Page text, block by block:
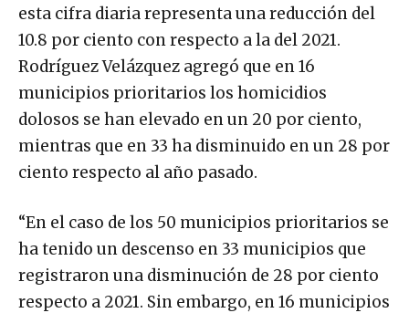
esta cifra diaria representa una reducción del
10.8 por ciento con respecto a la del 2021.
Rodríguez Velázquez agregó que en 16
municipios prioritarios los homicidios
dolosos se han elevado en un 20 por ciento,
mientras que en 33 ha disminuido en un 28 por
ciento respecto al año pasado.
“En el caso de los 50 municipios prioritarios se
ha tenido un descenso en 33 municipios que
registraron una disminución de 28 por ciento
respecto a 2021. Sin embargo, en 16 municipios